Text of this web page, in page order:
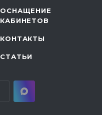
ОСНАЩЕНИЕ
КАБИНЕТОВ
КОНТАКТЫ
СТАТЬИ